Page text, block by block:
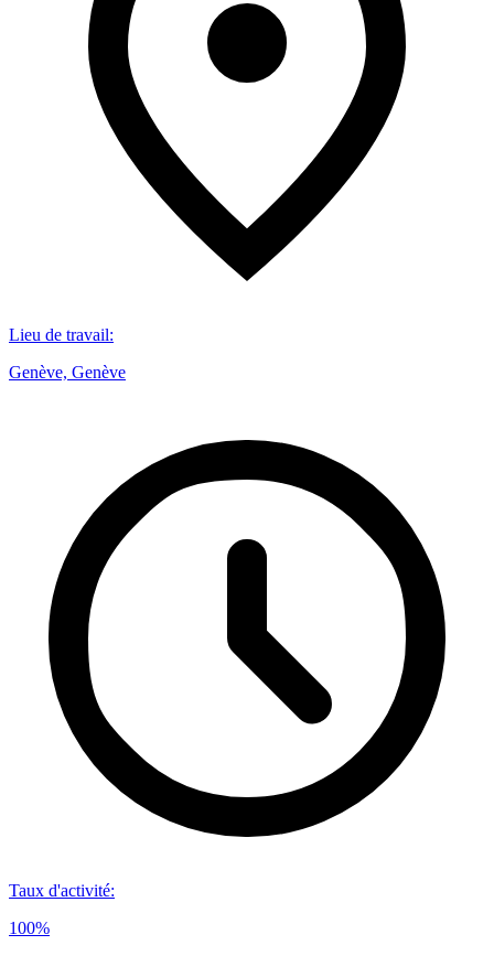
Lieu de travail:
Genève, Genève
Taux d'activité:
100%